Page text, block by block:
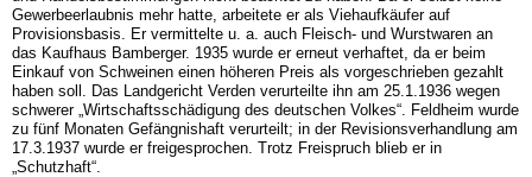
Gewerbeerlaubnis mehr hatte, arbeitete er als Viehaufkäufer auf
Provisionsbasis. Er vermittelte u. a. auch Fleisch- und Wurstwaren an
das Kaufhaus Bamberger. 1935 wurde er erneut verhaftet, da er beim
Einkauf von Schweinen einen höheren Preis als vorgeschrieben gezahlt
haben soll. Das Landgericht Verden verurteilte ihn am 25.1.1936 wegen
schwerer „Wirtschaftsschädigung des deut­schen Volkes“. Feldheim wurde
zu fünf Monaten Gefängnishaft verurteilt; in der Revi­sionsverhandlung am
17.3.1937 wurde er freigesprochen. Trotz Freispruch blieb er in
„Schutzhaft“.